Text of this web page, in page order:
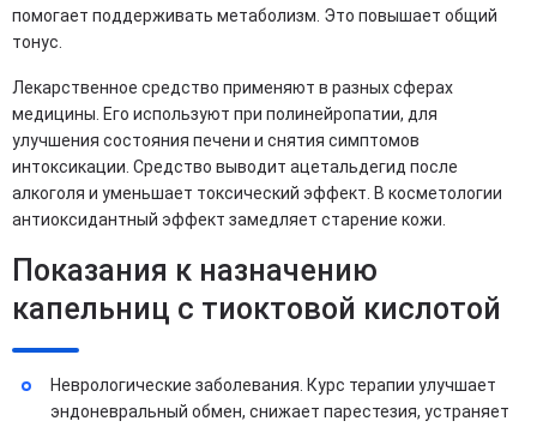
помогает поддерживать метаболизм. Это повышает общий
тонус.
Лекарственное средство применяют в разных сферах
медицины. Его используют при полинейропатии, для
улучшения состояния печени и снятия симптомов
интоксикации. Средство выводит ацетальдегид после
алкоголя и уменьшает токсический эффект. В косметологии
антиоксидантный эффект замедляет старение кожи.
Показания к назначению
капельниц с тиоктовой кислотой
Неврологические заболевания. Курс терапии улучшает
эндоневральный обмен, снижает парестезия, устраняет